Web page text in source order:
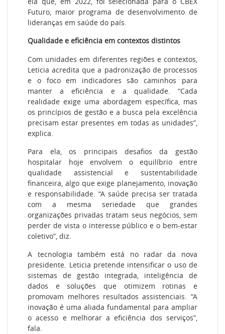
Futuro, maior programa de desenvolvimento de
lideranças em saúde do país.
Qualidade e eficiência em contextos distintos
Com unidades em diferentes regiões e contextos,
Leticia acredita que a padronização de processos
e o foco em indicadores são caminhos para
manter a eficiência e a qualidade. “Cada
realidade exige uma abordagem específica, mas
os princípios de gestão e a busca pela excelência
precisam estar presentes em todas as unidades”,
explica.
Para ela, os principais desafios da gestão
hospitalar hoje envolvem o equilíbrio entre
qualidade assistencial e sustentabilidade
financeira, algo que exige planejamento, inovação
e responsabilidade. “A saúde precisa ser tratada
com a mesma seriedade que grandes
organizações privadas tratam seus negócios, sem
perder de vista o interesse público e o bem-estar
coletivo”, diz.
A tecnologia também está no radar da nova
presidente. Leticia pretende intensificar o uso de
sistemas de gestão integrada, inteligência de
dados e soluções que otimizem rotinas e
promovam melhores resultados assistenciais. “A
inovação é uma aliada fundamental para ampliar
o acesso e melhorar a eficiência dos serviços”,
fala.